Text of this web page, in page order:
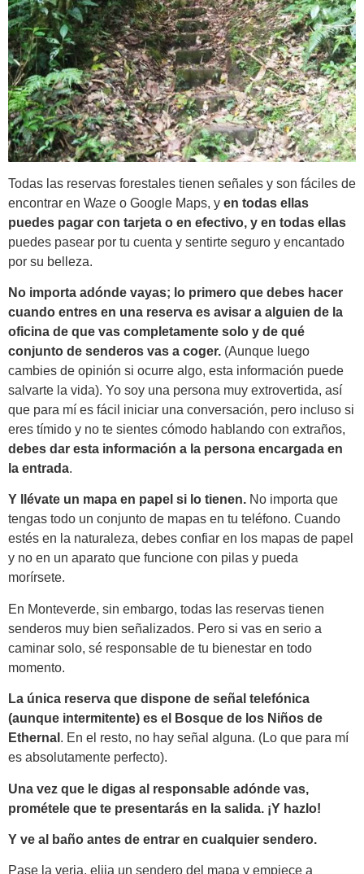
Todas las reservas forestales tienen señales y son fáciles de
encontrar en Waze o Google Maps, y en todas ellas
puedes pagar con tarjeta o en efectivo, y en todas ellas
puedes pasear por tu cuenta y sentirte seguro y encantado
por su belleza.
No importa adónde vayas; lo primero que debes hacer
cuando entres en una reserva es avisar a alguien de la
oficina de que vas completamente solo y de qué
conjunto de senderos vas a coger. (Aunque luego
cambies de opinión si ocurre algo, esta información puede
salvarte la vida). Yo soy una persona muy extrovertida, así
que para mí es fácil iniciar una conversación, pero incluso si
eres tímido y no te sientes cómodo hablando con extraños,
debes dar esta información a la persona encargada en
la entrada.
Y llévate un mapa en papel si lo tienen. No importa que
tengas todo un conjunto de mapas en tu teléfono. Cuando
estés en la naturaleza, debes confiar en los mapas de papel
y no en un aparato que funcione con pilas y pueda
morírsete.
En Monteverde, sin embargo, todas las reservas tienen
senderos muy bien señalizados. Pero si vas en serio a
caminar solo, sé responsable de tu bienestar en todo
momento.
La única reserva que dispone de señal telefónica
(aunque intermitente) es el Bosque de los Niños de
Ethernal . En el resto, no hay señal alguna. (Lo que para mí
es absolutamente perfecto).
Una vez que le digas al responsable adónde vas,
prométele que te presentarás en la salida. ¡Y hazlo!
Y ve al baño antes de entrar en cualquier sendero.
Pase la verja, elija un sendero del mapa y empiece a